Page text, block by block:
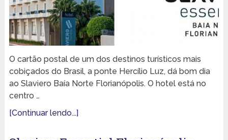
O cartão postal de um dos destinos turísticos mais
cobiçados do Brasil, a ponte Hercílio Luz, dá bom dia
ao Slaviero Baía Norte Florianópolis. O hotel está no
centro …
[Continuar lendo...]